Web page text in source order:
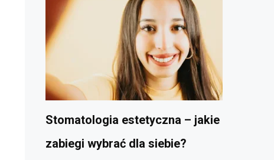
Stomatologia estetyczna – jakie
zabiegi wybrać dla siebie?